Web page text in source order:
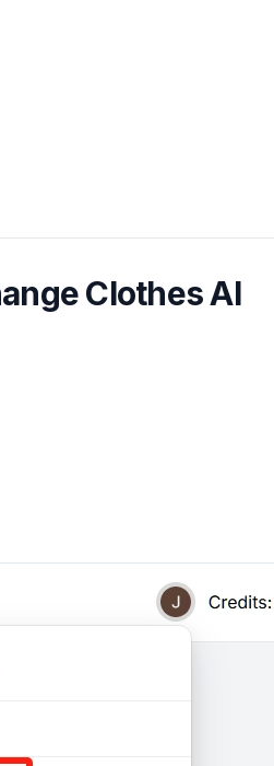
Clothes AI